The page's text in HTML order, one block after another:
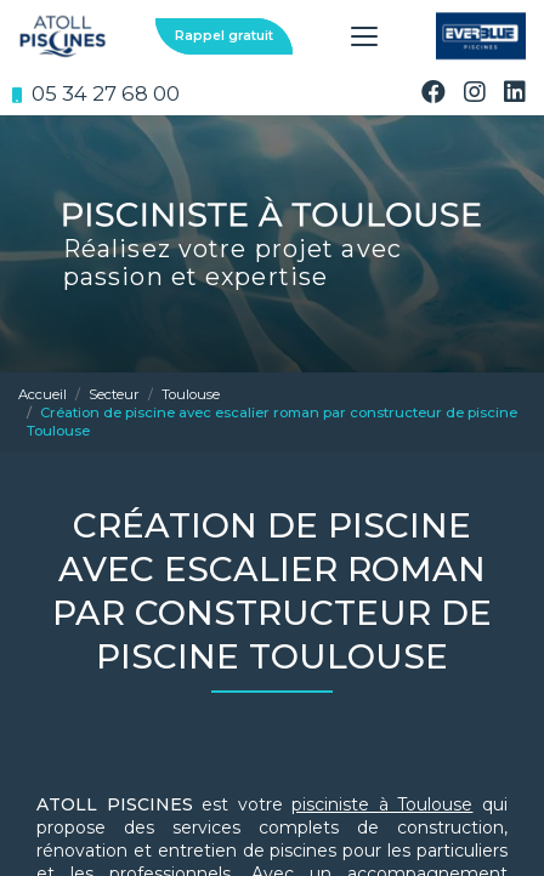
au
contenu
05 34 27 68 00
Rappel gratuit
Réalisez votre projet avec
passion et expertise
Accueil Secteur
Toulouse
Création de piscine avec escalier roman par constructeur de piscine
Toulouse
CRÉATION DE PISCINE
AVEC ESCALIER ROMAN
PAR CONSTRUCTEUR DE
PISCINE TOULOUSE
ATOLL PISCINES est votrepisciniste à Toulouse qui
propose des services complets de construction,
rénovation et entretien de piscines pour les particuliers